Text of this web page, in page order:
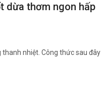
dừa thơm ngon hấp
nhiệt. Công thức sau đây